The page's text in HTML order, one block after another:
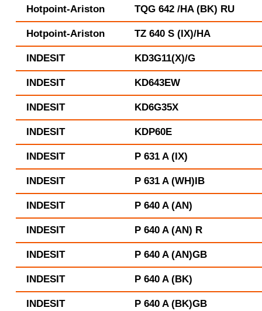
Hotpoint-Ariston TQG 642 /HA (BK) RU
Hotpoint-Ariston TZ 640 S (IX)/HA
INDESIT KD3G11(X)/G
INDESIT KD643EW
INDESIT KD6G35X
INDESIT KDP60E
INDESIT P 631 A (IX)
INDESIT P 631 A (WH)IB
INDESIT P 640 A (AN)
INDESIT P 640 A (AN) R
INDESIT P 640 A (AN)GB
INDESIT P 640 A (BK)
INDESIT P 640 A (BK)GB